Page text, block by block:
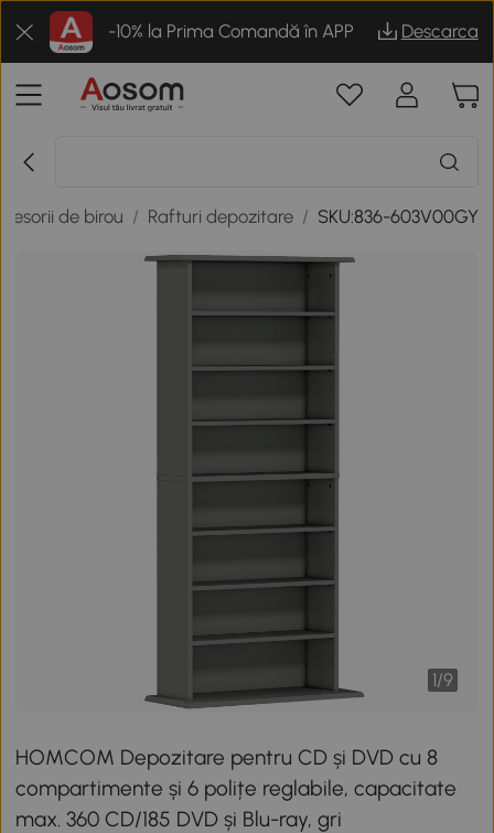
-10% la Prima Comandă în APP Descarca
de birou / Rafturi depozitare / SKU:836-603V00GY
1/9
HOMCOM Depozitare pentru CD și DVD cu 8
compartimente și 6 polițe reglabile, capacitate
max. 360 CD/185 DVD și Blu-ray, gri